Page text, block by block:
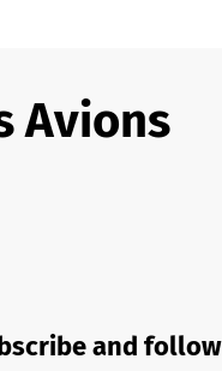
Avions
and follow